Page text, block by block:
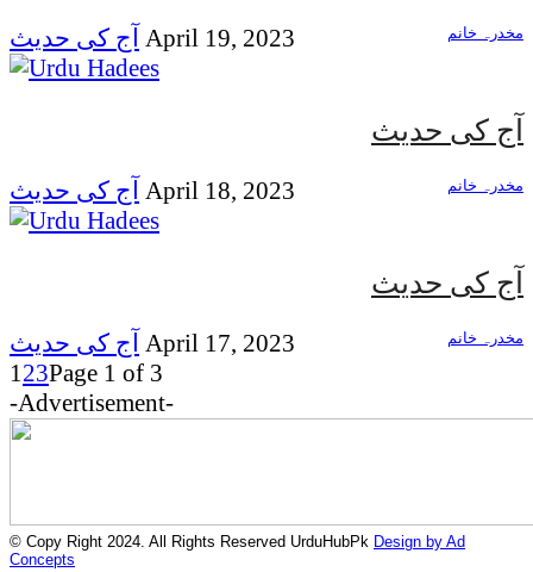
آج کی حدیث مخدرہ خانم April 19, 2023
آج کی حدیث
آج کی حدیث مخدرہ خانم April 18, 2023
آج کی حدیث
آج کی حدیث مخدرہ خانم
April 17, 2023
123Page 1 of 3
-Advertisement-
© Copy Right 2024. All Rights Reserved UrduHubPk Design by Ad
Concepts